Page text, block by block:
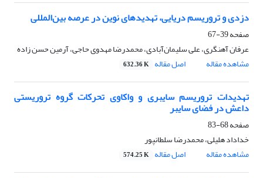
دزدی و تروریسم دریایی، تهدیدهای نوین در عرصه بین‌المللی
صفحه39-67
عرفان آهنگری، علی سلیمان‌آبادی، محمدرضا مهدوی حاجی، آرمین حسن زاده
مشاهده مقاله
اصل مقاله 632.36 K
تهدیدات تروریسم سایبری و واکاوی تحرکات گروه تروریستی
داعش در فضای سایبر
صفحه68-83
خداداد هلیلی، محمدرضا سلطانپور
مشاهده مقاله
اصل مقاله 574.25 K